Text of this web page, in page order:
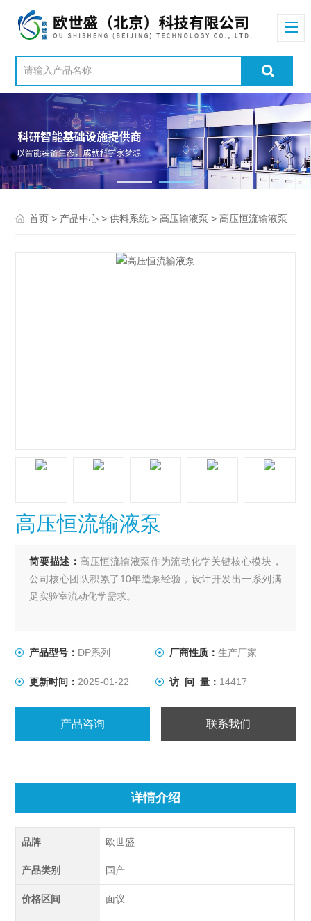
首页 > 产品中心 >供料系统 >高压输液泵 > 高压恒流输液泵
高压恒流输液泵
简要描述： 高压恒流输液泵作为流动化学关键核心模块，
公司核心团队积累了10年造泵经验，设计开发出一系列满
足实验室流动化学需求。
产品型号： DP系列 厂商性质： 生产厂家
更新时间： 2025-01-22 访 问 量： 14417
产品咨询 联系我们
详情介绍
品牌 欧世盛
产品类别 国产
价格区间 面议